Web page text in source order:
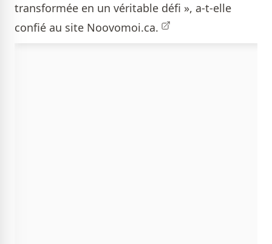
transformée en un véritable défi », a-t-elle
confié au site Noovomoi.ca.